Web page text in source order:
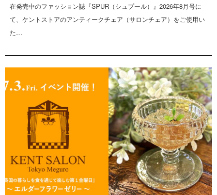
在発売中のファッション誌『SPUR（シュプール）』2026年8月号に
て、ケントストアのアンティークチェア（サロンチェア）をご使用い
た…